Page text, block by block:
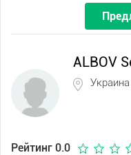
ALBOV
Рейтинг 0.0